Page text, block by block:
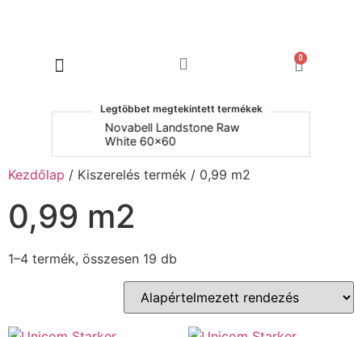
0
Legtöbbet megtekintett termékek
Novabell Landstone Raw
White 60x60
Kezdőlap / Kiszerelés termék / 0,99 m2
0,99 m2
1–4 termék, összesen 19 db